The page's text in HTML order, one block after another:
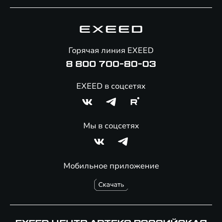
Помощь на дорогах
Специальные предложения
Мобильное приложение
Горячая линия EXEED
8 800 700-80-03
EXEED в соцсетях
Мы в соцсетях